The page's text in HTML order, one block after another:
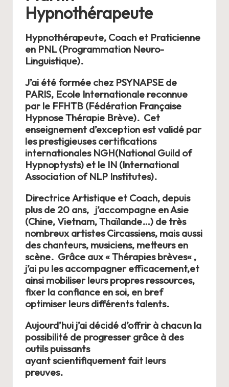
Hypnothérapeute
Hypnothérapeute, Coach et Praticienne
en PNL(Programmation Neuro-
Linguistique).
J’ai été formée chez PSYNAPSE de
PARIS, Ecole Internationale reconnue
par le FFHTB (Fédération Française
Hypnose Thérapie Brève). Cet
enseignement d’exception est validé par
les prestigieuses certifications
internationales NGH(National Guild of
Hypnoptysts) et le IN (International
Association of NLP Institutes).
DirectriceArtistique et Coach, depuis
plus de 20 ans, j’accompagne en Asie
(Chine,Vietnam, Thaïlande…) de très
nombreux artistes Circassiens, mais aussi
des chanteurs, musiciens, metteurs en
scène. Grâce aux «Thérapies brèves« ,
j’ai pu les accompagner efficacement,et
ainsi mobiliser leurs propres ressources,
fixer la confiance en soi, en bref
optimiser leurs différents talents.
Aujourd’hui j’ai décidé d’offrir à chacun la
possibilité de progresser grâce à des
outils puissants
ayant scientifiquement fait leurs
preuves.